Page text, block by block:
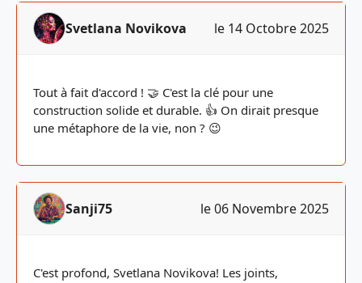
Svetlana Novikova le 14 Octobre 2025
Tout à fait d'accord ! 🤝 C'est la clé pour une
construction solide et durable. 👍 On dirait presque
une métaphore de la vie, non ? 😉
Sanji75 le 06 Novembre 2025
C'est profond, Svetlana Novikova! Les joints,